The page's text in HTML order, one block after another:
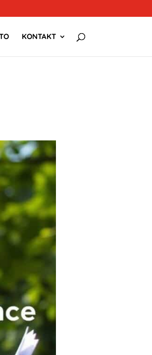
KONTAKT